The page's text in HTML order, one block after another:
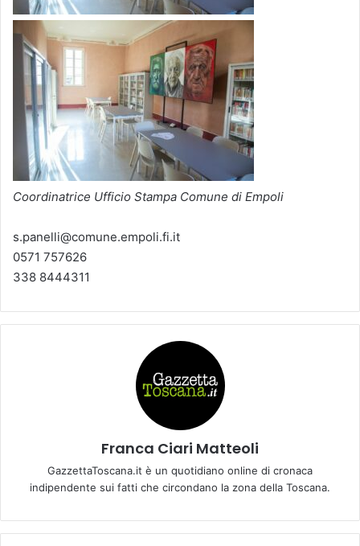
Coordinatrice Ufficio Stampa Comune di Empoli
s.panelli@comune.empoli.fi.it
0571 757626
338 8444311
Franca Ciari Matteoli
GazzettaToscana.it è un quotidiano online di cronaca
indipendente sui fatti che circondano la zona della Toscana.